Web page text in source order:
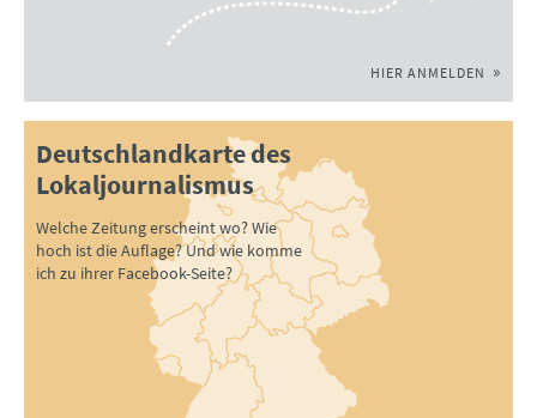
HIER ANMELDEN
Deutschlandkarte des
Lokaljournalismus
Welche Zeitung erscheint wo? Wie
hoch ist die Auflage? Und wie komme
ich zu ihrer Facebook-Seite?